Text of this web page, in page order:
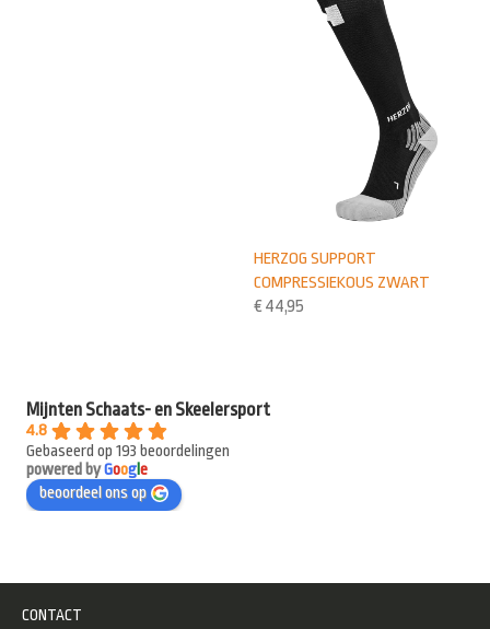
HERZOG SUPPORT
COMPRESSIEKOUS ZWART
€ 44,95
Mijnten Schaats- en Skeelersport
4.8
Gebaseerd op 193 beoordelingen
powered byGooge
beoordeel ons op
CONTACT